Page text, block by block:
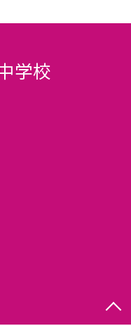
学校